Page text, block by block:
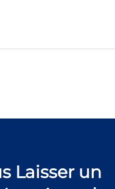
Laisser un